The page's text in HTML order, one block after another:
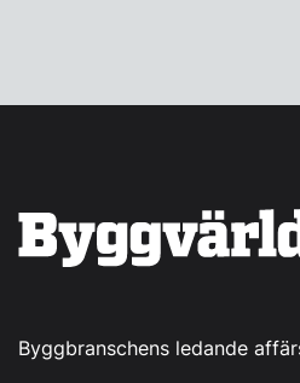
Byggbranschens ledande